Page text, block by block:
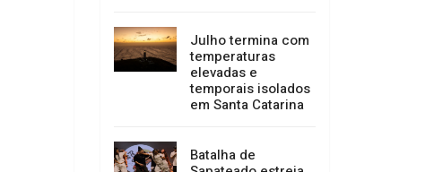
vendavais
Julho termina com
temperaturas
em Santa Catarina